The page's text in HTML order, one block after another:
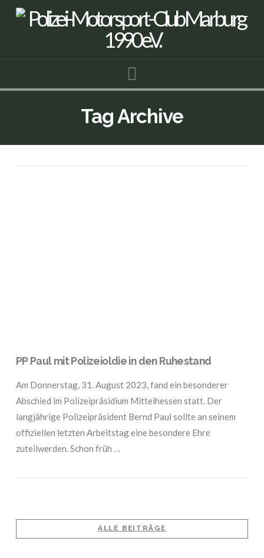
Tag Archive
PP Paul mit Polizeioldie in den Ruhestand
Am Donnerstag, 31. August 2023, fand ein besonderer
Abschied im Polizeipräsidium Mittelhessen statt. Der
langjährige Polizeipräsident Bernd Paul sollte an seinem
offiziellen letzten Arbeitstag eine besondere Ehre
zuteilwerden. Schon früh …
ALLE BEITRÄGE